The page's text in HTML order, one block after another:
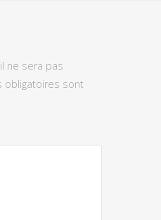
ne sera pas
obligatoires sont